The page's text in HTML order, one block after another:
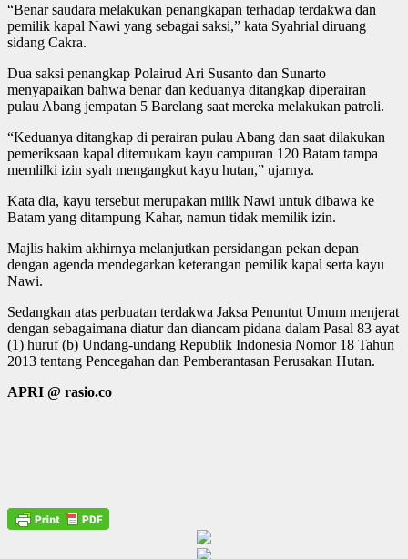
“Benar saudara melakukan penangkapan terhadap terdakwa dan
pemilik kapal Nawi yang sebagai saksi,” kata Syahrial diruang
sidang Cakra.
Dua saksi penangkap Polairud Ari Susanto dan Sunarto
menyapaikan bahwa benar dan keduanya ditangkap diperairan
pulau Abang jempatan 5 Barelang saat mereka melakukan patroli.
“Keduanya ditangkap di perairan pulau Abang dan saat dilakukan
pemeriksaan kapal ditemukam kayu campuran 120 Batam tampa
memlilki izin syah mengangkut kayu hutan,” ujarnya.
Kata dia, kayu tersebut merupakan milik Nawi untuk dibawa ke
Batam yang ditampung Kahar, namun tidak memilik izin.
Majlis hakim akhirnya melanjutkan persidangan pekan depan
dengan agenda mendegarkan keterangan pemilik kapal serta kayu
Nawi.
Sedangkan atas perbuatan terdakwa Jaksa Penuntut Umum menjerat
dengan sebagaimana diatur dan diancam pidana dalam Pasal 83 ayat
(1) huruf (b) Undang-undang Republik Indonesia Nomor 18 Tahun
2013 tentang Pencegahan dan Pemberantasan Perusakan Hutan.
APRI @ rasio.co